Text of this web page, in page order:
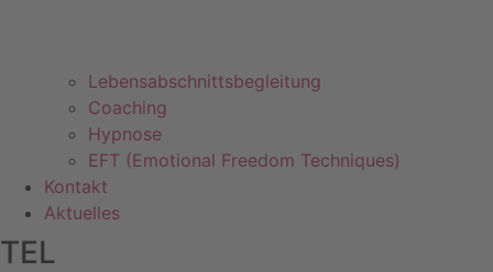
Lebensabschnittsbegleitung
Coaching
Hypnose
EFT (Emotional Freedom Techniques)
Kontakt
Aktuelles
TEL